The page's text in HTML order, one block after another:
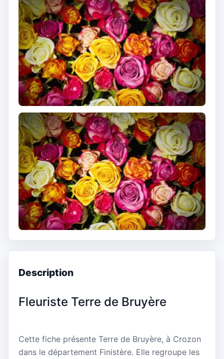
Description
Fleuriste Terre de Bruyère
Cette fiche présente Terre de Bruyère, à Crozon
dans le département Finistère. Elle regroupe les